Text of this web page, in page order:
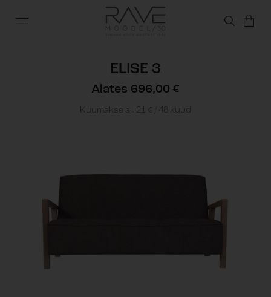
ELISE 3
Alates 696,00 €
Kuumakse al. 21 / 48 kuud